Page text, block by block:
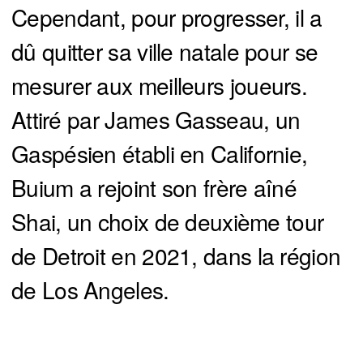
Cependant, pour progresser, il a
dû quitter sa ville natale pour se
mesurer aux meilleurs joueurs.
Attiré par James Gasseau, un
Gaspésien établi en Californie,
Buium a rejoint son frère aîné
Shai, un choix de deuxième tour
de Detroit en 2021, dans la région
de Los Angeles.